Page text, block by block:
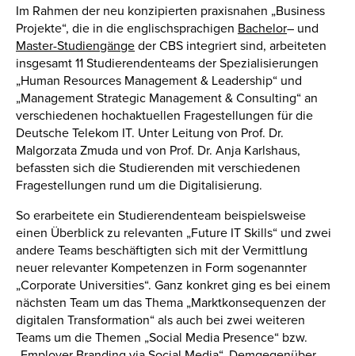
Im Rahmen der neu konzipierten praxisnahen „Business
Projekte“, die in die englischsprachigen Bachelor– und
Master-Studiengänge der CBS integriert sind, arbeiteten
insgesamt 11 Studierendenteams der Spezialisierungen
„Human Resources Management & Leadership“ und
„Management Strategic Management & Consulting“ an
verschiedenen hochaktuellen Fragestellungen für die
Deutsche Telekom IT. Unter Leitung von Prof. Dr.
Malgorzata Zmuda und von Prof. Dr. Anja Karlshaus,
befassten sich die Studierenden mit verschiedenen
Fragestellungen rund um die Digitalisierung.
So erarbeitete ein Studierendenteam beispielsweise
einen Überblick zu relevanten „Future IT Skills“ und zwei
andere Teams beschäftigten sich mit der Vermittlung
neuer relevanter Kompetenzen in Form sogenannter
„Corporate Universities“. Ganz konkret ging es bei einem
nächsten Team um das Thema „Marktkonsequenzen der
digitalen Transformation“ als auch bei zwei weiteren
Teams um die Themen „Social Media Presence“ bzw.